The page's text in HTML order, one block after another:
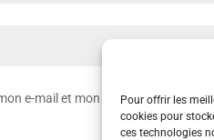
Pour offrir les
cookies pour
ces technologies
e-mail et mon site dans le